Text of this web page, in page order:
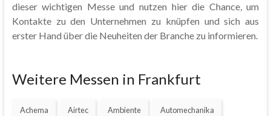
dieser wichtigen Messe und nutzen hier die Chance, um
Kontakte zu den Unternehmen zu knüpfen und sich aus
erster Hand über die Neuheiten der Branche zu informieren.
Weitere Messen in Frankfurt
Achema Airtec Ambiente Automechanika